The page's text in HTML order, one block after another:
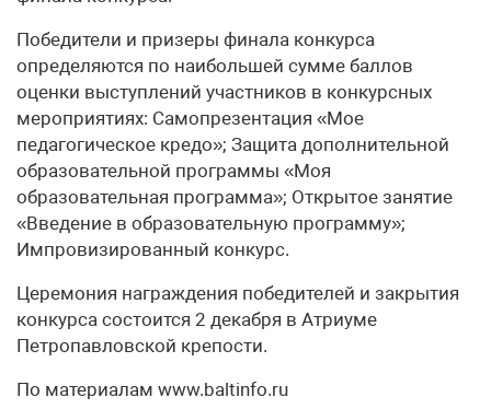
Победители и призеры финала конкурса
определяются по наибольшей сумме баллов
оценки выступлений участников в конкурсных
мероприятиях: Самопрезентация «Мое
педагогическое кредо»; Защита дополнительной
образовательной программы «Моя
образовательная программа»; Открытое занятие
«Введение в образовательную программу»;
Импровизированный конкурс.
Церемония награждения победителей и закрытия
конкурса состоится 2 декабря в Атриуме
Петропавловской крепости.
По материалам www.baltinfo.ru